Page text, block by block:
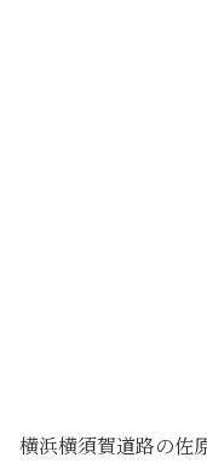
横浜横須賀道路の佐